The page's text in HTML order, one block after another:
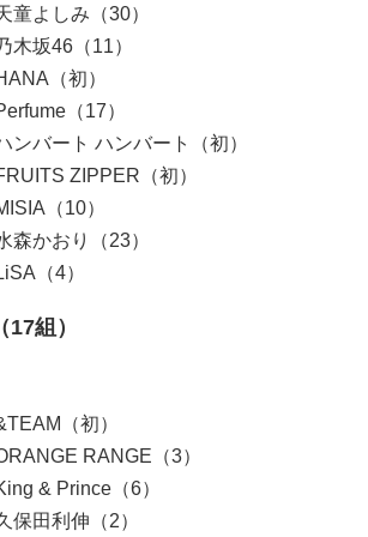
童よしみ（30）
木坂46（11）
（初）
（17）
ンバート ハンバート（初）
ZIPPER（初）
（10）
森かおり（23）
（4）
17組）
（初）
RANGE（3）
& Prince（6）
保田利伸（2）